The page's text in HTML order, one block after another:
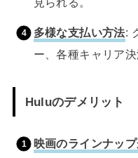
多様な支払い方法:
ー、各種キャリア決
Huluのデメリット
映画のラインナッ